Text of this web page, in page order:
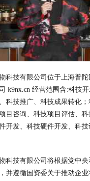
科技有限公司位于上海普
k9nx.cn 经营范围含:科技
科技推广、科技成果转化
目咨询、科技项目评估、
开发、科技硬件开发、科
科技有限公司将根据党中
并遵循国资委关于推动企